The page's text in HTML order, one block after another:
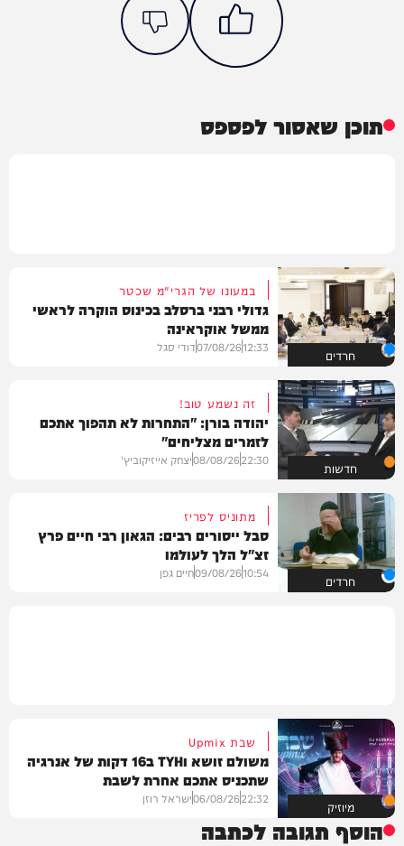
תוכן שאסור לפספס
חרדים
במעונו של הגרי"מ שכטר
גדולי רבני ברסלב בכינוס הוקרה לראשי
ממשל אוקראינה
12:33
07/08/26דודי סגל
חדשות
זה נשמע טוב!
יהודה בורן: "התחרות לא תהפוך אתכם
לזמרים מצליחים"
22:30
08/08/26יצחק אייזיקוביץ'
חרדים
מתוניס לפריז
סבל ייסורים רבים: הגאון רבי חיים פרץ
זצ"ל הלך לעולמו
10:54
09/08/26חיים גפן
מיוזיק
שבת Upmix
משולם זושא וTYH ב16 דקות של אנרגיה
שתכניס אתכם אחרת לשבת
22:32
06/08/26ישראל רוזן
הוסף תגובה לכתבה